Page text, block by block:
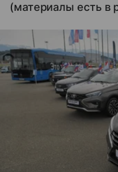
(материалы есть в